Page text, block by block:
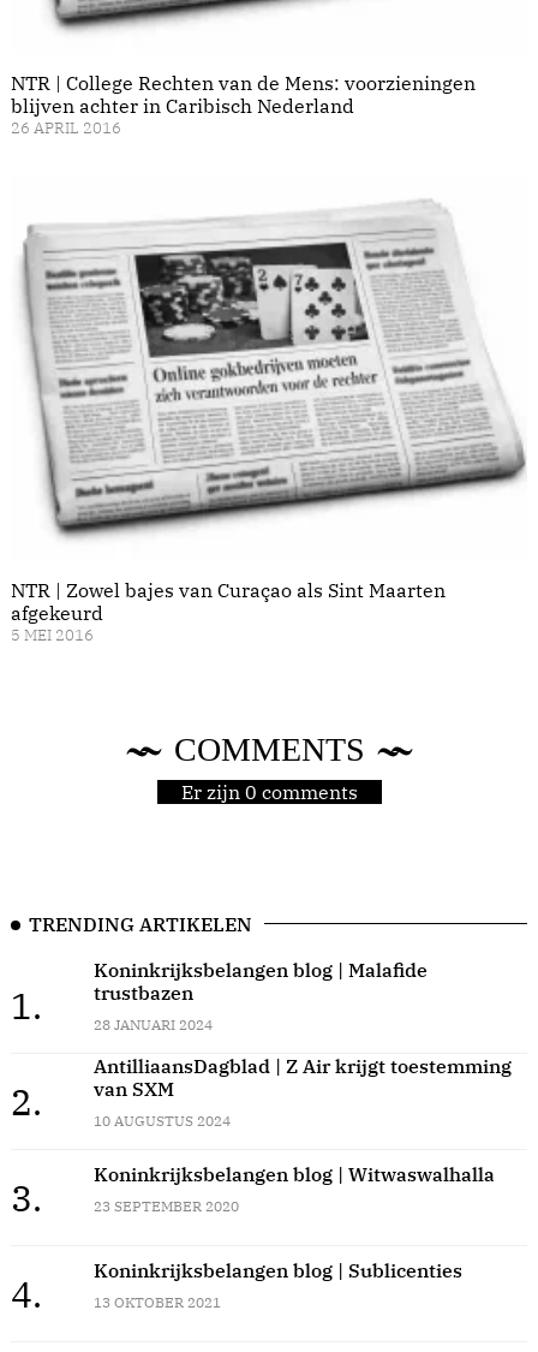
NTR | College Rechten van de Mens: voorzieningen
blijven achter in Caribisch Nederland
26 APRIL 2016
NTR | Zowel bajes van Curaçao als Sint Maarten
afgekeurd
5 MEI 2016
COMMENTS
Er zijn 0 comments
TRENDING ARTIKELEN
1.
Koninkrijksbelangen blog | Malafide
trustbazen
28 JANUARI 2024
2.
AntilliaansDagblad | Z Air krijgt toestemming
van SXM
10 AUGUSTUS 2024
3.
Koninkrijksbelangen blog | Witwaswalhalla
23 SEPTEMBER 2020
4.
Koninkrijksbelangen blog | Sublicenties
13 OKTOBER 2021